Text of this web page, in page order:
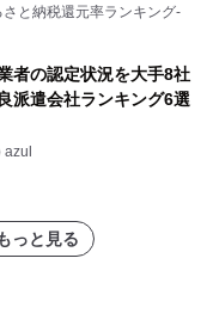
さと納税還元率ランキング-
者の認定状況を大手8社
派遣会社ランキング6選
っと見る